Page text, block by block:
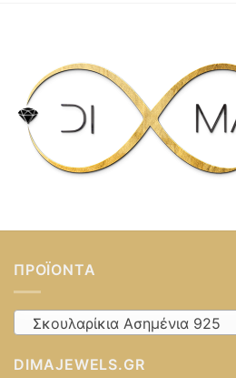
ΠΡΟΪΌΝΤΑ
Σκουλαρίκια Ασημένια 925
DIMAJEWELS.GR